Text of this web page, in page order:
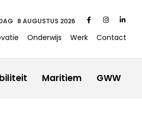
8 AUGUSTUS 2026
Onderwijs Werk Contact
Maritiem GWW